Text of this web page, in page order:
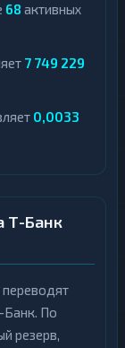
68 активных
7 749 229
0,0033
Т-Банк
Банк. По
резерв,